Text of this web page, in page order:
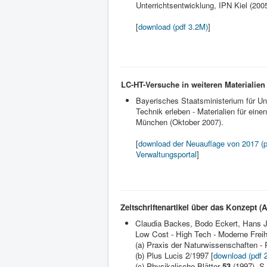
Unterrichtsentwicklung, IPN Kiel
[download (pdf 3.2M)]
LC-HT-Versuche in weiteren
Bayerisches Staatsministerium für
Technik erleben - Materialien für
München (Oktober 2007).
[download der Neuauflage von 2017
Verwaltungsportal]
Zeitschriftenartikel über das Konzept
Claudia Backes, Bodo Eckert, Hans
Low Cost - High Tech - Moderne
(a) Praxis der Naturwissenschaften -
(b) Plus Lucis 2/1997 [download (pdf